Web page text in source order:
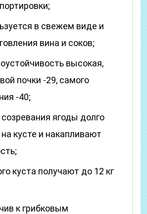
в свежем виде и
вина и соков;
высокая,
почки -29, самого
-40;
ягоды долго
кусте и накапливают
куста получают до 12 кг
к грибковым